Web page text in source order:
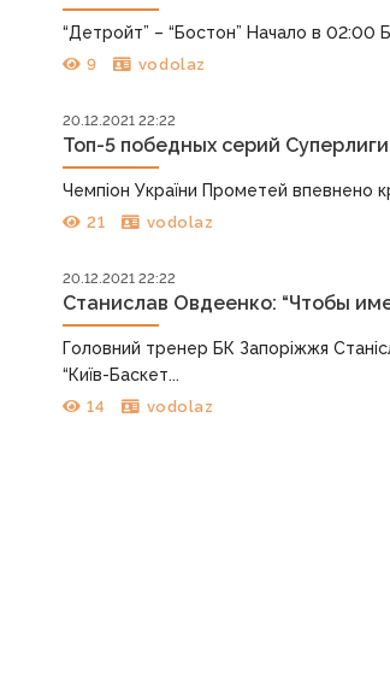
“Детройт” – “Бостон” Начало в 02:00
9 vodolaz
20.12.2021 22:22
Топ-5 победных серий
Чемпіон України Прометей впевнено
21 vodolaz
20.12.2021 22:22
Станислав Овдеенко: “Чтобы
Головний тренер БК Запоріжжя
“Київ-Баскет...
14 vodolaz